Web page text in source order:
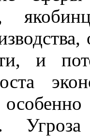
и